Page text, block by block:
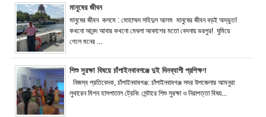
মানুষের জীবন
মানুষের জীবন কলমে : মোহাম্মদ সহিদুল আলম মানুষের জীবন বড়ই অদ্ভুত!
কখনো আনন্দ আবার কখনো মেঘলা আকাশের মতো বেদনায় ভরপুর! ঘুমিয়ে
গেলে মনের ...
শিশু সুরক্ষা বিষয়ে চাঁপাইনবাবগঞ্জে দুই দিনব্যাপী প্রশিক্ষণ
নিজস্ব প্রতিবেদক, চাঁপাইনবাবগঞ্জ: চাঁপাইনবাবগঞ্জ সদর উপজেলার আমনুরা
লুথারেন মিশন হাসপাতাল ট্রেনিং সেন্টারে শিশু সুরক্ষা ও নিরাপত্তা বিষয়...